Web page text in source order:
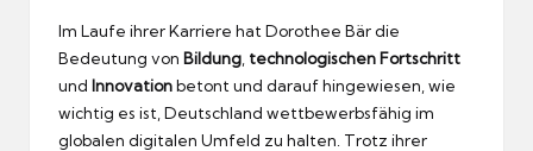
Im Laufe ihrer Karriere hat Dorothee Bär die
Bedeutung von Bildung technologischen Fortschritt
und Innovationbetont und darauf hingewiesen, wie
wichtig es ist, Deutschland wettbewerbsfähig im
globalen digitalen Umfeld zu halten. Trotz ihrer